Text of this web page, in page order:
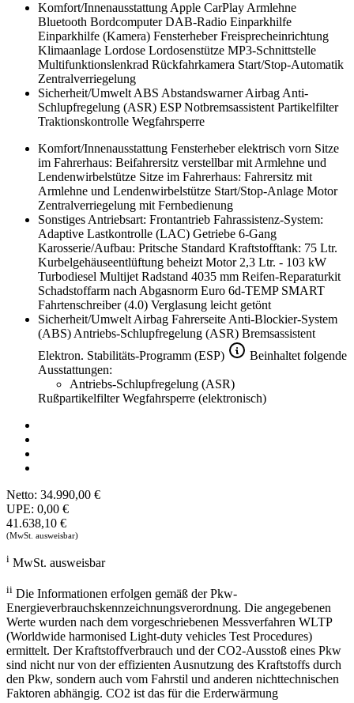
Komfort/Innenausstattung Apple CarPlay Armlehne
Bluetooth BordcomputerDAB-Radio Einparkhilfe
Einparkhilfe (Kamera) FensterheberFreisprecheinrichtung
Klimaanlage Lordose Lordosenstütze MP3-Schnittstelle
Multifunktionslenkrad Rückfahrkamera Start/Stop-Automatik
Zentralverriegelung
Sicherheit/Umwelt ABS AbstandswarnerAirbag Anti-
Schlupfregelung (ASR) ESPNotbremsassistent Partikelfilter
Traktionskontrolle Wegfahrsperre
Komfort/Innenausstattung Fensterheber elektrisch vorn Sitze
im Fahrerhaus: Beifahrersitz verstellbar mit Armlehne und
Lendenwirbelstütze Sitze im Fahrerhaus: Fahrersitz mit
Armlehne und Lendenwirbelstütze Start/Stop-Anlage Motor
Zentralverriegelung mit Fernbedienung
Sonstiges Antriebsart: Frontantrieb Fahrassistenz-System:
Adaptive Lastkontrolle (LAC) Getriebe 6-Gang
Karosserie/Aufbau: Pritsche Standard Kraftstofftank: 75 Ltr.
Kurbelgehäuseentlüftung beheizt Motor 2,3 Ltr. - 103 kW
Turbodiesel Multijet Radstand 4035 mm Reifen-Reparaturkit
Schadstoffarm nach Abgasnorm Euro 6d-TEMP SMART
Fahrtenschreiber (4.0) Verglasung leicht getönt
Sicherheit/Umwelt Airbag Fahrerseite Anti-Blockier-System
(ABS) Antriebs-Schlupfregelung (ASR) Bremsassistent
Elektron. Stabilitäts-Programm (ESP)
Beinhaltet folgende
Ausstattungen:
Antriebs-Schlupfregelung (ASR)
RußpartikelfilterWegfahrsperre (elektronisch)
Netto: 34.990,00 €
UPE: 0,00 €
41.638,10 €
(MwSt. ausweisbar)
i MwSt. ausweisbar
ii Die Informationen erfolgen gemäß der Pkw-
Energieverbrauchskennzeichnungsverordnung. Die angegebenen
Werte wurden nach dem vorgeschriebenen Messverfahren WLTP
(Worldwide harmonised Light-duty vehicles Test Procedures)
ermittelt. Der Kraftstoffverbrauch und der CO2-Ausstoß eines Pkw
sind nicht nur von der effizienten Ausnutzung des Kraftstoffs durch
den Pkw, sondern auch vom Fahrstil und anderen nichttechnischen
Faktoren abhängig. CO2 ist das für die Erderwärmung